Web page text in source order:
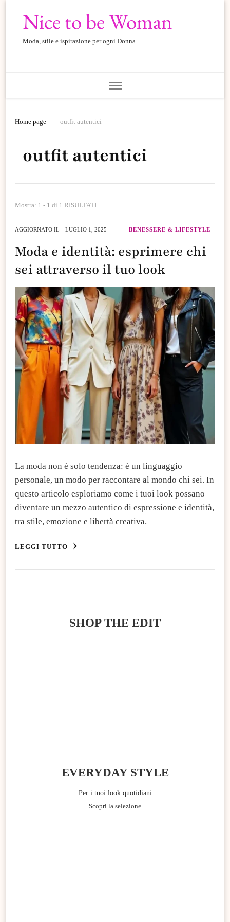
Nice to be Woman
Moda, stile e ispirazione per ogni Donna.
Home page outfit autentici
outfit autentici
Mostra: 1 - 1 di 1 RISULTATI
AGGIORNATO IL LUGLIO 1, 2025 BENESSERE & LIFESTYLE
Moda e identità: esprimere chi
sei attraverso il tuo look
La moda non è solo tendenza: è un linguaggio
personale, un modo per raccontare al mondo chi sei. In
questo articolo esploriamo come i tuoi look possano
diventare un mezzo autentico di espressione e identità,
tra stile, emozione e libertà creativa.
LEGGI TUTTO
SHOP THE EDIT
EVERYDAY STYLE
Per i tuoi look quotidiani
Scopri la selezione